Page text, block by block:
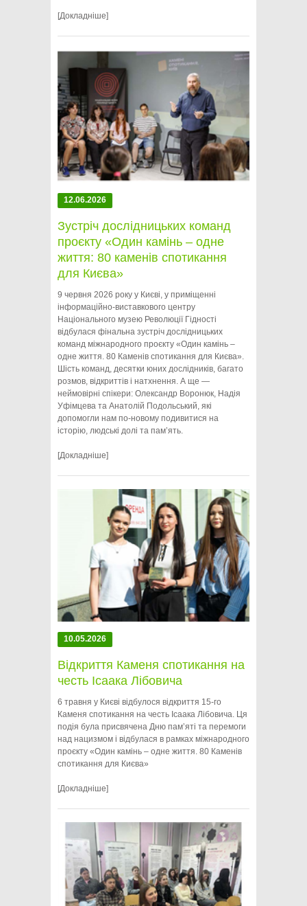
[Докладніше]
12.06.2026
Зустріч дослідницьких команд
проєкту «Один камінь – одне
життя: 80 каменів спотикання
для Києва»
9 червня 2026 року у Києві, у приміщенні
інформаційно-виставкового центру
Національного музею Революції Гідності
відбулася фінальна зустріч дослідницьких
команд міжнародного проєкту «Один камінь –
одне життя. 80 Каменів спотикання для Києва».
Шість команд, десятки юних дослідників, багато
розмов, відкриттів і натхнення. А ще —
неймовірні спікери: Олександр Воронюк, Надія
Уфімцева та Анатолій Подольський, які
допомогли нам по-новому подивитися на
історію, людські долі та пам’ять.
[Докладніше]
10.05.2026
Відкриття Каменя спотикання на
честь Ісаака Лібовича
6 травня у Києві відбулося відкриття 15-го
Каменя спотикання на честь Ісаака Лібовича. Ця
подія була присвячена Дню памʼяті та перемоги
над нацизмом і відбулася в рамках міжнародного
проєкту «Один камінь – одне життя. 80 Каменів
спотикання для Києва»
[Докладніше]